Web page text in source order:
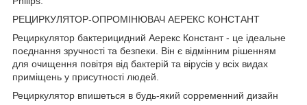
РЕЦИРКУЛЯТОР-ОПРОМІНЮВАЧ АЕРЕКС КОНСТАНТ
Рециркулятор бактерицидний Аерекс Констант - це ідеальне
поєднання зручності та безпеки. Він є відмінним рішенням
для очищення повітря від бактерій та вірусів у всіх видах
приміщень у присутності людей.
Рециркулятор впишеться в будь-який сорременний дизайн